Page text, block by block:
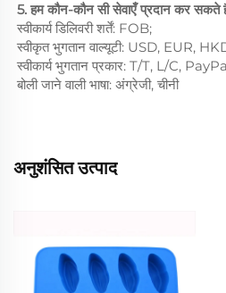
5. हम कौन-कौन सी सेवाएँ प्रदान कर सकते
स्वीकार्य डिलिवरी शर्तें: FOB;
स्वीकृत भुगतान वाल्यूटी: USD, EUR,
स्वीकार्य भुगतान प्रकार: T/T, L/C,
बोली जाने वाली भाषा: अंग्रेजी, चीनी
अनुशंसित उत्पाद